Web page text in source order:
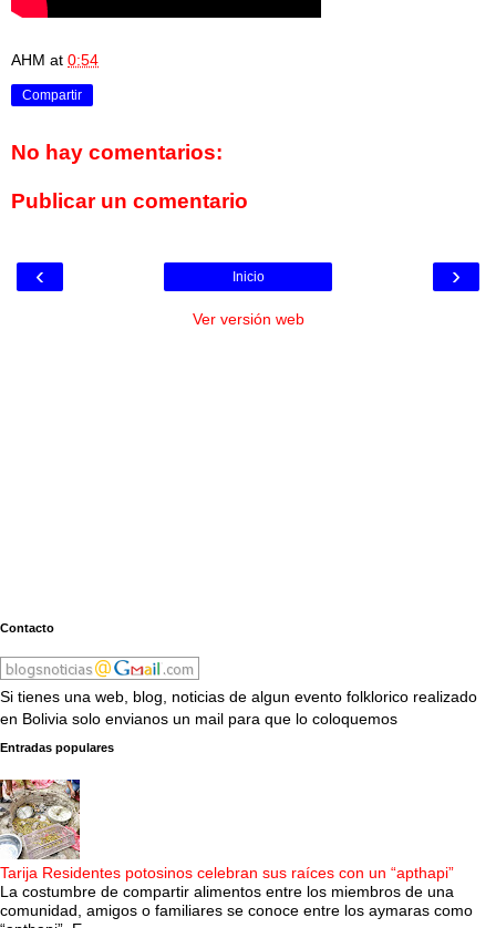
AHM at 0:54
Compartir
No hay comentarios:
Publicar un comentario
‹ ›
Inicio
Ver versión web
Contacto
Si tienes una web, blog, noticias de algun evento folklorico realizado
en Bolivia solo envianos un mail para que lo coloquemos
Entradas populares
Tarija Residentes potosinos celebran sus raíces con un “apthapi”
La costumbre de compartir alimentos entre los miembros de una
comunidad, amigos o familiares se conoce entre los aymaras como